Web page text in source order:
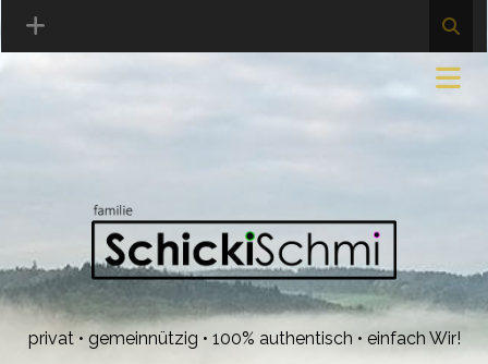
privat • gemeinnützig • 100% authentisch • einfach Wir!